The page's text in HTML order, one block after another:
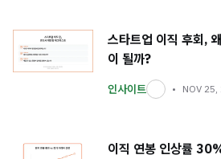
스타트업 이직 후회,
이 될까?
인사이트 NOV 25,
이직 연봉 인상률